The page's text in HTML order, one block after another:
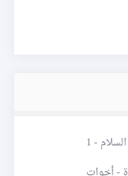
- 1